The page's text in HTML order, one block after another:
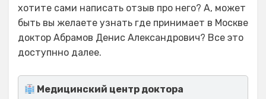
хотите сами написать отзыв про него? А, может
быть вы желаете узнать где принимает в Москве
доктор Абрамов Денис Александрович? Все это
доступнно далее.
Медицинский центр доктора